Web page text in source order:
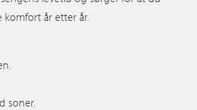
år etter år.
soner.